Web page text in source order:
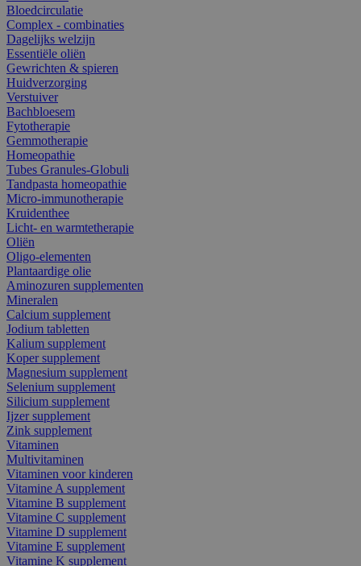
Bloedcirculatie
Complex - combinaties
Dagelijks welzijn
Essentiële oliën
Gewrichten & spieren
Huidverzorging
Verstuiver
Bachbloesem
Fytotherapie
Gemmotherapie
Homeopathie
Tubes Granules-Globuli
Tandpasta homeopathie
Micro-immunotherapie
Kruidenthee
Licht- en warmtetherapie
Oliën
Oligo-elementen
Plantaardige olie
Aminozuren supplementen
Mineralen
Calcium supplement
Jodium tabletten
Kalium supplement
Koper supplement
Magnesium supplement
Selenium supplement
Silicium supplement
Ijzer supplement
Zink supplement
Vitaminen
Multivitaminen
Vitaminen voor kinderen
Vitamine A supplement
Vitamine B supplement
Vitamine C supplement
Vitamine D supplement
Vitamine E supplement
Vitamine K supplement